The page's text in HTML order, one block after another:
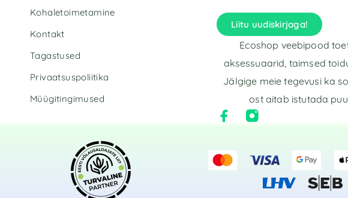
i
v
Kohaletoimetamine
Kontakt
Tagastused
Privaatsuspoliitika
Müügitingimused
Liitu uudiskirjaga!
Ecoshop veebipood
aksessuaarid, taimsed
Jälgige meie tegevusi ka
ost aitab istutada